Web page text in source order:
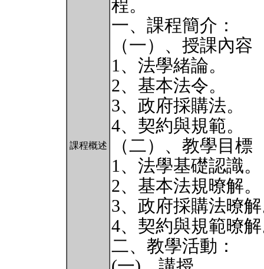
課程概述
程。
一、課程簡介：
（一）、授課內容
1、法學緒論。
2、基本法令。
3、政府採購法。
4、契約與規範。
（二）、教學目標
1、法學基礎認識。
2、基本法規暸解。
3、政府採購法暸
4、契約與規範暸
二、教學活動：